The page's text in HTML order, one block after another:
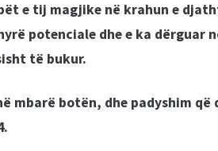
e tij magjike në krahun e
potenciale dhe e ka dërguar
të bukur.
mbarë botën, dhe padyshim që